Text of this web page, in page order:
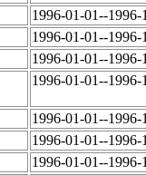
1996-01-01--
1996-01-01--
1996-01-01--
1996-01-01--
1996-01-01--
1996-01-01--
1996-01-01--